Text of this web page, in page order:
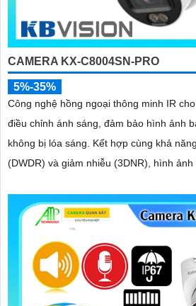
CAMERA KX-C8004SN-PRO
5%-35%
Công nghệ hồng ngoại thông minh IR
điều chỉnh ánh sáng, đảm bảo hình ảnh
không bị lóa sáng. Kết hợp cùng khả năng chống ngược sáng
(DWDR) và giảm nhiễu (3DNR), hình ảnh
ánh sáng yếu hoặc ánh sáng phức tạp